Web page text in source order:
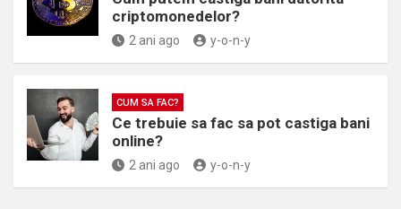
criptomonedelor?
2 ani ago y-o-n-y
CUM SA FAC?
Ce trebuie sa fac sa pot castiga bani
online?
2 ani ago y-o-n-y